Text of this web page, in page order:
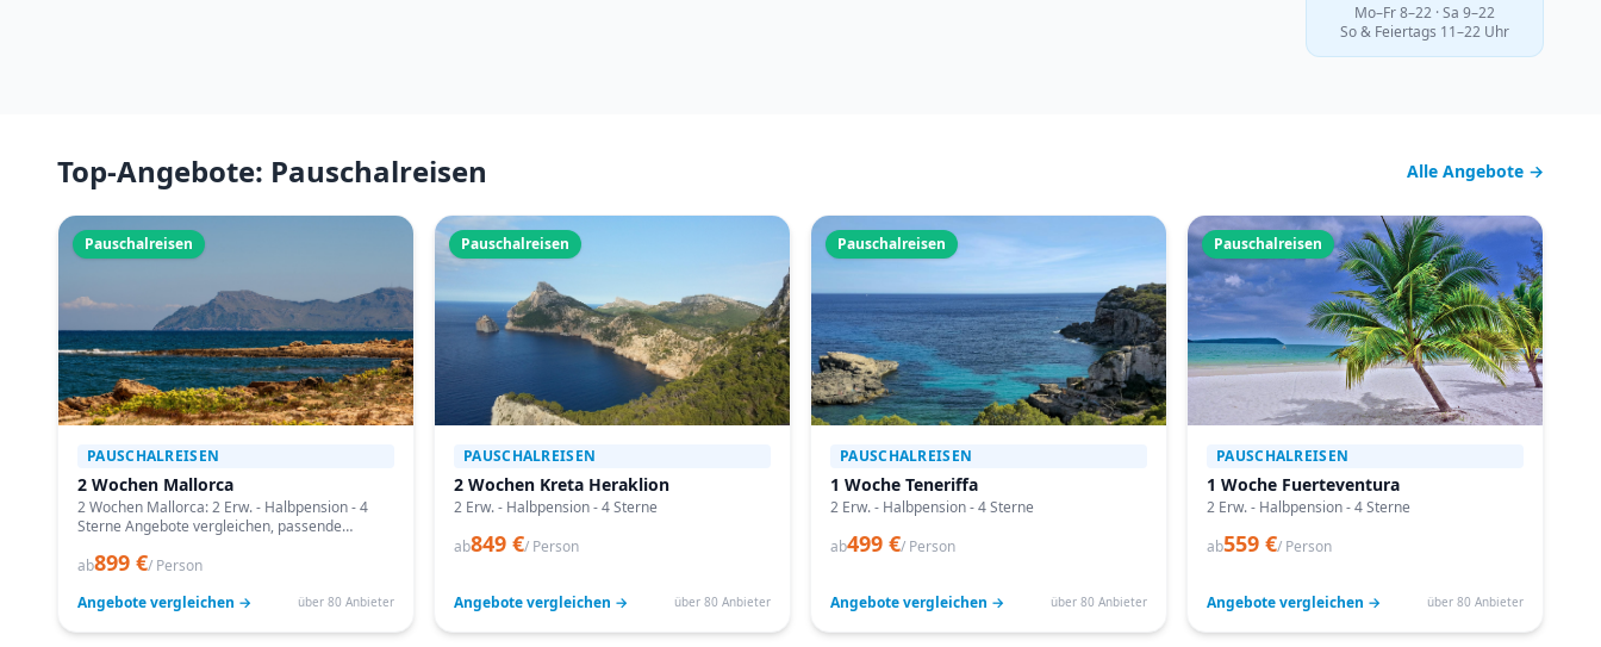
Mo–Fr 8–22 · Sa 9–22
So & Feiertags 11–22 Uhr
Top-Angebote: Pauschalreisen Alle Angebote →
Pauschalreisen
PAUSCHALREISEN
2 Wochen Mallorca
2 Wochen Mallorca: 2 Erw. - Halbpension - 4
Sterne Angebote vergleichen, passende
buchen.
ab899 €/ Person
Angebote vergleichen →
über 80 Anbieter
Pauschalreisen
PAUSCHALREISEN
2 Wochen Kreta Heraklion
2 Erw. - Halbpension - 4 Sterne
ab849 €/ Person
Angebote vergleichen → über 80 Anbieter
Pauschalreisen
PAUSCHALREISEN
1 Woche Teneriffa
2 Erw. - Halbpension - 4 Sterne
ab499 €/ Person
Angebote vergleichen → über 80 Anbieter
Pauschalreisen
PAUSCHALREISEN
1 Woche Fuerteventura
2 Erw. - Halbpension - 4 Sterne
ab559 €/ Person
Angebote vergleichen → über 80 Anbieter